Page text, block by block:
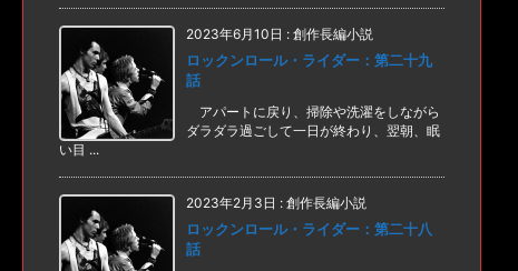
2023年6月10日 : 創作長編小説
ロックンロール・ライダー：第二十九
話
アパートに戻り、掃除や洗濯をしながら
ダラダラ過ごして一日が終わり、翌朝、眠
い目 ...
2023年2月3日 : 創作長編小説
ロックンロール・ライダー：第二十八
話